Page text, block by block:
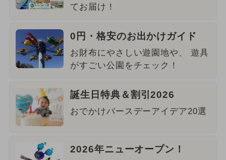
てお届け！
0円・格安のお出かけガイド
お財布にやさしい遊園地や、 遊具
がすごい公園をチェック！
誕生日特典＆割引2026
おでかけバースデーアイデア20選
2026年ニューオープン！